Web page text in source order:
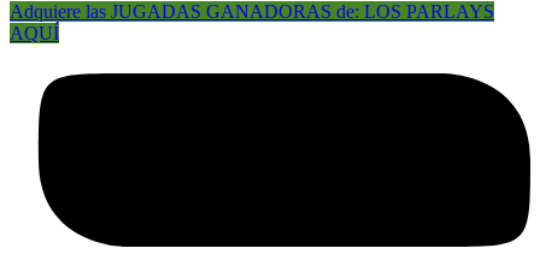
Adquiere las JUGADAS GANADORAS de: LOS PARLAYS
AQUÍ